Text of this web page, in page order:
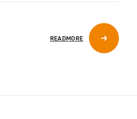
READMORE